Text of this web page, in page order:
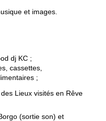
et images.
dj KC ;
cassettes,
;
Lieux visités en Rêve
(sortie son) et